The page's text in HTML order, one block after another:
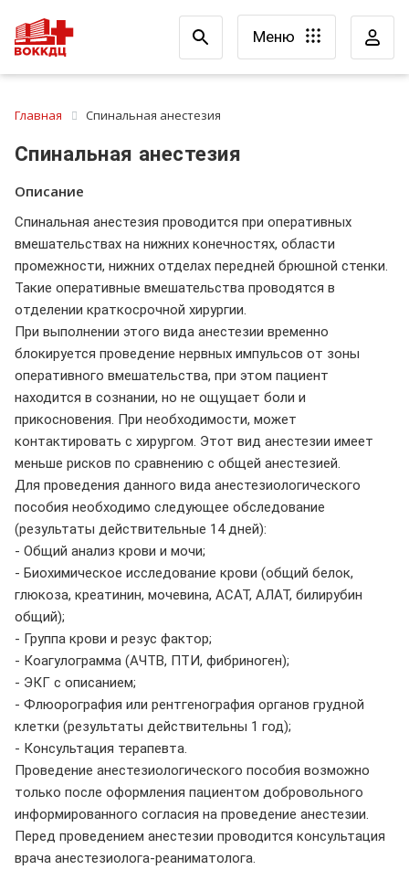
Меню
Главная Спинальная анестезия
Спинальная анестезия
Описание
Спинальная анестезия проводится при оперативных
вмешательствах на нижних конечностях, области
промежности, нижних отделах передней брюшной стенки.
Такие оперативные вмешательства проводятся в
отделении краткосрочной хирургии.
При выполнении этого вида анестезии временно
блокируется проведение нервных импульсов от зоны
оперативного вмешательства, при этом пациент
находится в сознании, но не ощущает боли и
прикосновения. При необходимости, может
контактировать с хирургом. Этот вид анестезии имеет
меньше рисков по сравнению с общей анестезией.
Для проведения данного вида анестезиологического
пособия необходимо следующее обследование
(результаты действительные 14 дней):
- Общий анализ крови и мочи;
- Биохимическое исследование крови (общий белок,
глюкоза, креатинин, мочевина, АСАТ, АЛАТ, билирубин
общий);
- Группа крови и резус фактор;
- Коагулограмма (АЧТВ, ПТИ, фибриноген);
- ЭКГ с описанием;
- Флюорография или рентгенография органов грудной
клетки (результаты действительны 1 год);
- Консультация терапевта.
Проведение анестезиологического пособия возможно
только после оформления пациентом добровольного
информированного согласия на проведение анестезии.
Перед проведением анестезии проводится консультация
врача анестезиолога-реаниматолога.